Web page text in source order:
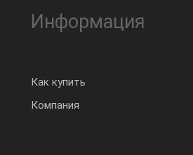
Информация
Как купить
Компания